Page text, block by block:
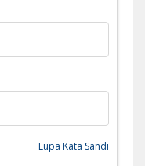
Lupa Kata Sandi